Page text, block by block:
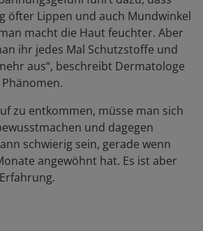
öfter Lippen und auch Mundwinkel
macht die Haut feuchter. Aber
ihr jedes Mal Schutzstoffe und
aus“, beschreibt Dermatologe
zu entkommen, müsse man sich
und dagegen
schwierig sein, gerade wenn
angewöhnt hat. Es ist aber